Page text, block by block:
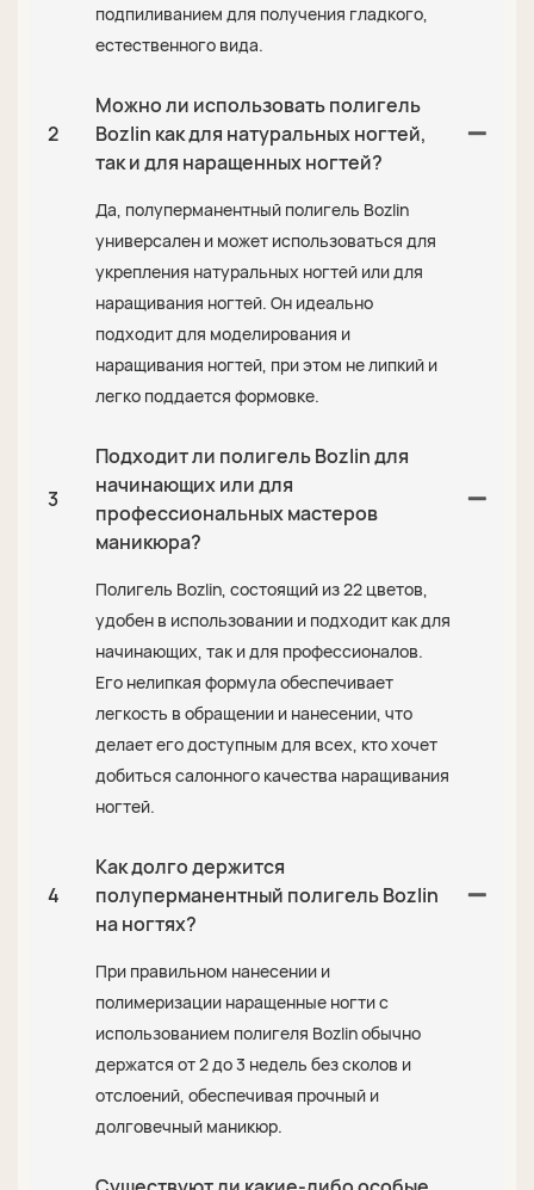
подпиливанием для получения гладкого,
естественного вида.
2
Можно ли использовать полигель
Bozlin как для натуральных ногтей,
так и для наращенных ногтей?
Да, полуперманентный полигель Bozlin
универсален и может использоваться для
укрепления натуральных ногтей или для
наращивания ногтей. Он идеально
подходит для моделирования и
наращивания ногтей, при этом не липкий и
легко поддается формовке.
3
Подходит ли полигель Bozlin для
начинающих или для
профессиональных мастеров
маникюра?
Полигель Bozlin, состоящий из 22 цветов,
удобен в использовании и подходит как для
начинающих, так и для профессионалов.
Его нелипкая формула обеспечивает
легкость в обращении и нанесении, что
делает его доступным для всех, кто хочет
добиться салонного качества наращивания
ногтей.
4
Как долго держится
полуперманентный полигель Bozlin
на ногтях?
При правильном нанесении и
полимеризации наращенные ногти с
использованием полигеля Bozlin обычно
держатся от 2 до 3 недель без сколов и
отслоений, обеспечивая прочный и
долговечный маникюр.